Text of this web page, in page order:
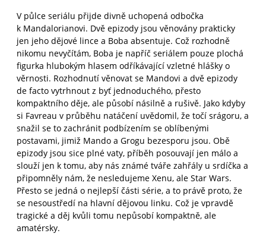
V půlce seriálu přijde divně uchopená odbočka
k Mandalorianovi. Dvě epizody jsou věnovány prakticky
jen jeho dějové lince a Boba absentuje. Což rozhodně
nikomu nevyčítám, Boba je napříč seriálem pouze plochá
figurka hlubokým hlasem odříkávající vzletné hlášky o
věrnosti. Rozhodnutí věnovat se Mandovi a dvě epizody
de facto vytrhnout z byť jednoduchého, přesto
kompaktního děje, ale působí násilně a rušivě. Jako kdyby
si Favreau v průběhu natáčení uvědomil, že točí srágoru, a
snažil se to zachránit podbízením se oblíbenými
postavami, jimiž Mando a Grogu bezesporu jsou. Obě
epizody jsou sice plné vaty, příběh posouvají jen málo a
slouží jen k tomu, aby nás známé tváře zahřály u srdíčka a
připomněly nám, že nesledujeme Xenu, ale Star Wars.
Přesto se jedná o nejlepší části série, a to právě proto, že
se nesoustředí na hlavní dějovou linku. Což je vpravdě
tragické a děj kvůli tomu nepůsobí kompaktně, ale
amatérsky.